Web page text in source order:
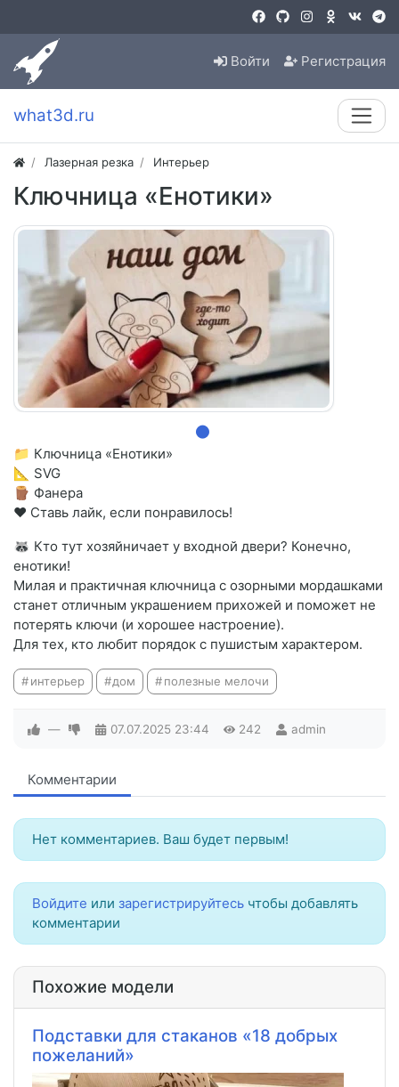
Войти Регистрация
what3d.ru
Лазерная резка Интерьер
Ключница «Енотики»
📁 Ключница «Енотики»
📐 SVG
🪵 Фанера
❤️ Ставь лайк, если понравилось!
🦝 Кто тут хозяйничает у входной двери? Конечно,
енотики!
Милая и практичная ключница с озорными мордашками
станет отличным украшением прихожей и поможет не
потерять ключи (и хорошее настроение).
Для тех, кто любит порядок с пушистым характером.
интерьер дом полезные мелочи
— 07.07.2025 23:44 242 admin
Комментарии
Нет комментариев. Ваш будет первым!
Войдите или зарегистрируйтесь чтобы добавлять
комментарии
Похожие модели
Подставки для стаканов «18 добрых
пожеланий»